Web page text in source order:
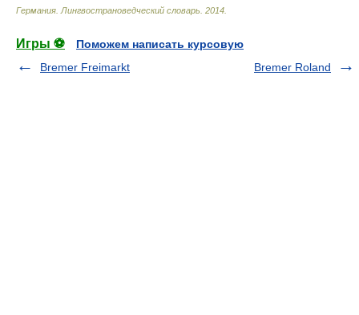
Германия. Лингвострановедческий словарь 2014
Игры ⚽
Поможем написать курсовую
Bremer Freimarkt
Bremer Roland